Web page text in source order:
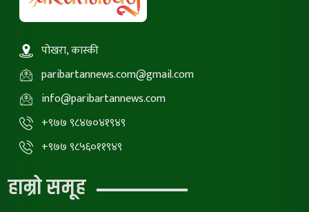
पोखरा, कास्की
paribartannews.com@gmail.com
info@paribartannews.com
+९७७ ९८४७०४१९४९
+९७७ ९८५६०११९४९
हाम्रो समूह